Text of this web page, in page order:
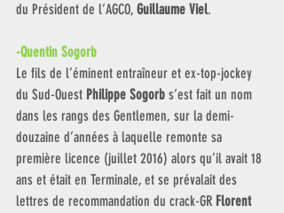
du Président de l’AGCO, Guillaume Viel.
-Quentin Sogorb
Le fils de l’éminent entraîneur et ex-top-jockey
du Sud-Ouest Philippe Sogorb s’est fait un nom
dans les rangs des Gentlemen, sur la demi-
douzaine d’années à laquelle remonte sa
première licence (juillet 2016) alors qu’il avait 18
ans et était en Terminale, et se prévalait des
lettres de recommandation du crack-GR Florent